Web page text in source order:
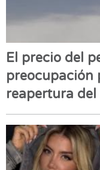
El precio del
preocupación
reapertura